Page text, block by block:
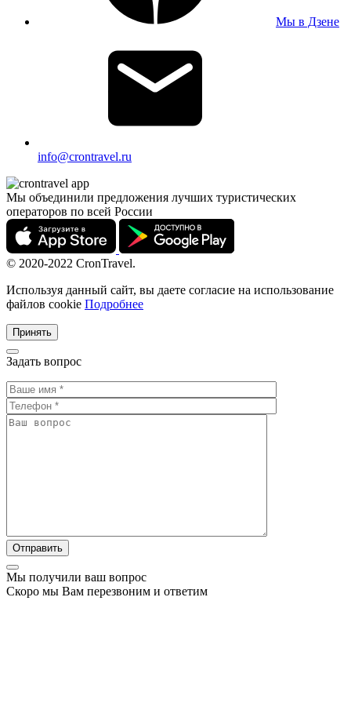
Мы в Дзене
info@crontravel.ru
Мы объединили предложения лучших туристических
операторов по всей России
© 2020-2022 CronTravel.
Используя данный сайт, вы даете согласие на использование
файлов cookie Подробнее
Принять
Задать вопрос
Мы получили ваш вопрос
Скоро мы Вам перезвоним и ответим